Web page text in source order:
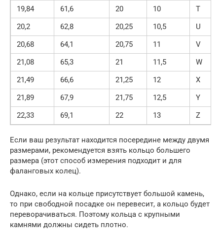
19,84
61,6 20 10
T
20,2
62,8 20,25 10,5
U
20,68
64,1 20,75 11
V
21,08
65,3 21 11,5
W
21,49
66,6 21,25 12
X
21,89
67,9 21,75 12,5
Y
22,33
69,1 22 13 Z
Если ваш результат находится посередине между двумя
размерами, рекомендуется взять кольцо большего
размера (этот способ измерения подходит и для
фаланговых колец).
Однако, если на кольце присутствует большой камень,
то при свободной посадке он перевесит, а кольцо будет
переворачиваться. Поэтому кольца с крупными
камнями должны сидеть плотно.